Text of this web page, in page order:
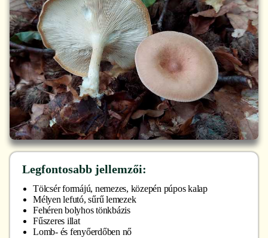
Legfontosabb jellemzői:
Tölcsér formájú, nemezes, közepén púpos kalap
Mélyen lefutó, sűrű lemezek
Fehéren bolyhos tönkbázis
Fűszeres illat
Lomb- és fenyőerdőben nő